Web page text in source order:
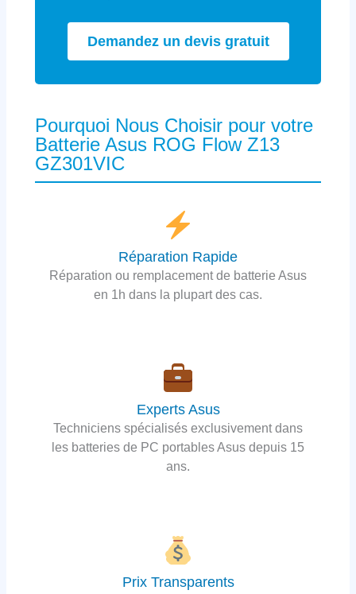
Demandez un devis gratuit
Pourquoi Nous Choisir pour votre
Batterie Asus ROG Flow Z13
GZ301VIC
Réparation Rapide
Réparation ou remplacement de batterie Asus
en 1h dans la plupart des cas.
Experts Asus
Techniciens spécialisés exclusivement dans
les batteries de PC portables Asus depuis 15
ans.
Prix Transparents